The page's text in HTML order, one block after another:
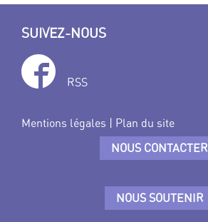
SUIVEZ-NOUS
RSS
Mentions légales | Plan du site
NOUS CONTACTER
NOUS SOUTENIR